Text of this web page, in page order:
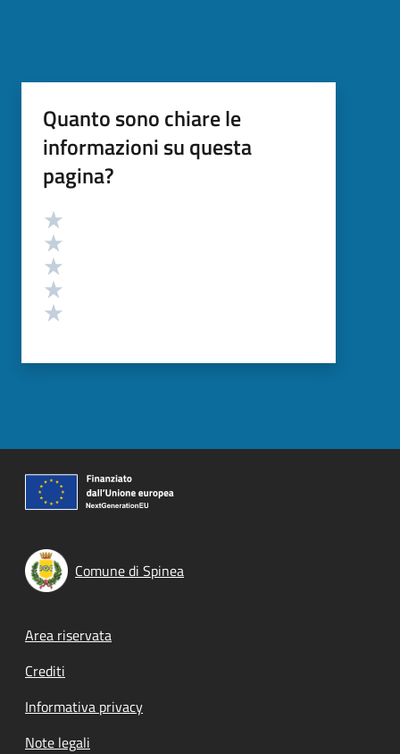
Quanto sono chiare le
informazioni su questa
pagina?
Valutazione
Comune di Spinea
Footer menu
Area riservata
Crediti
Informativa privacy
Note legali